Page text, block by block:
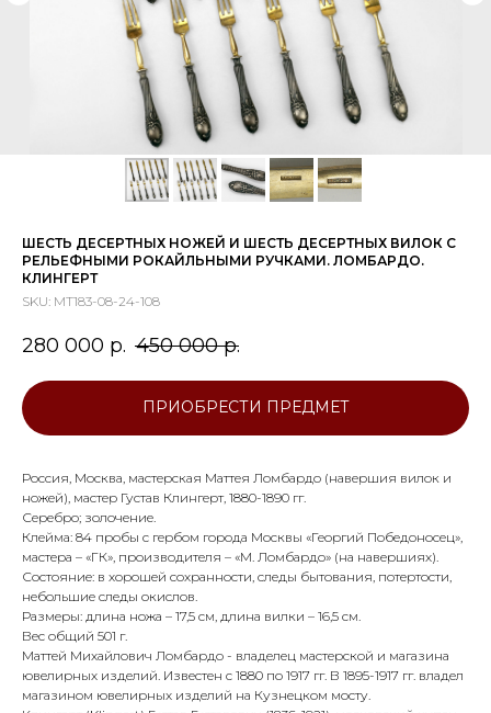
ШЕСТЬ ДЕСЕРТНЫХ НОЖЕЙ И ШЕСТЬ ДЕСЕРТНЫХ ВИЛОК С
РЕЛЬЕФНЫМИ РОКАЙЛЬНЫМИ РУЧКАМИ. ЛОМБАРДО.
КЛИНГЕРТ
SKU: МТ183-08-24-108
280 000 р. 450 000 р.
ПРИОБРЕСТИ ПРЕДМЕТ
Россия, Москва, мастерская Маттея Ломбардо (навершия вилок и
ножей), мастер Густав Клингерт, 1880-1890 гг.
Серебро; золочение.
Клейма: 84 пробы с гербом города Москвы «Георгий Победоносец»,
мастера – «ГК», производителя – «М. Ломбардо» (на навершиях).
Состояние: в хорошей сохранности, следы бытования, потертости,
небольшие следы окислов.
Размеры: длина ножа – 17,5 см, длина вилки – 16,5 см.
Вес общий 501 г.
Маттей Михайлович Ломбардо - владелец мастерской и магазина
ювелирных изделий. Известен с 1880 по 1917 гг. В 1895-1917 гг. владел
магазином ювелирных изделий на Кузнецком мосту.